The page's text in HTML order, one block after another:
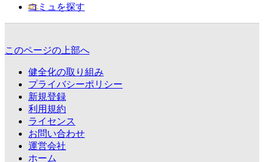
コミュを探す
このページの上部へ
健全化の取り組み
プライバシーポリシー
新規登録
利用規約
ライセンス
お問い合わせ
運営会社
ホーム